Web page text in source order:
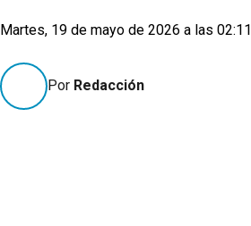
Martes, 19 de mayo de 2026 a las 02:11
Por Redacción